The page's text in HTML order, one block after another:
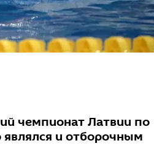
чемпионат Латвии по
и отборочным